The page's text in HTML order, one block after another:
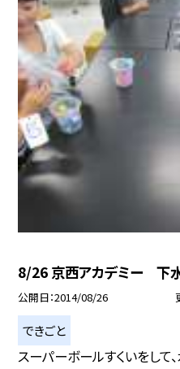
8/26 京西アカデミー 下
公開日 2014/08/26
できごと
スーパーボールすくいをし